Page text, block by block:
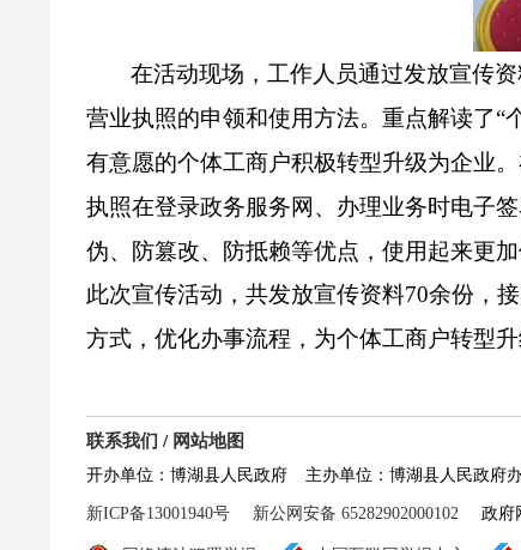
在活动现场，工作人员通过发放宣传
营业执照的申领和使用方法。重点解读了“
有意愿的个体工商户积极转型升级为企业
执照在登录政务服务网、办理业务时电子
伪、防篡改、防抵赖等优点，使用起来更
此次宣传活动，共发放宣传资料70余份，
方式，优化办事流程，为个体工商户转型
联系我们 / 网站地图
开办单位：博湖县人民政府 主办单位：博湖县人民政府
新ICP备13001940号 新公网安备 65282902000102 政府